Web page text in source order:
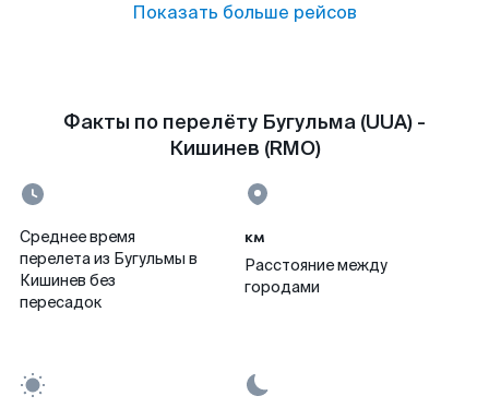
Показать больше рейсов
Факты по перелёту Бугульма (UUA) -
Кишинев (RMO)
Среднее время
перелета из Бугульмы в
Кишинев без
пересадок
км
Расстояние между
городами